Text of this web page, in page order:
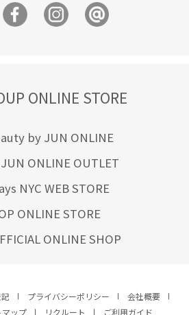
ONLINE STORE
by JUN ONLINE
ONLINE OUTLET
NYC WEB STORE
ONLINE STORE
ONLINE SHOP
プライバシーポリシー
会社概要
ップ リクルート ご利用ガイド